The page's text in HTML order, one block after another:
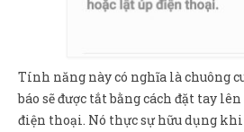
Tính năng này có nghĩa là chuông
báo sẽ được tắt bằng cách đặt tay
điện thoại. Nó thực sự hữu dụng khi